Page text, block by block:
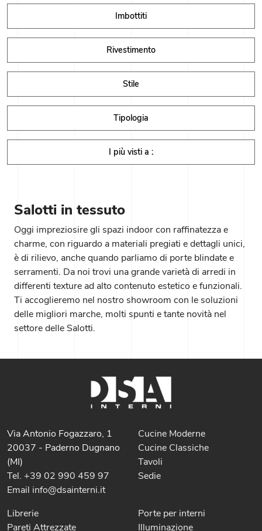
Imbottiti
Rivestimento
Stile
Tipologia
I più visti a :
Salotti in tessuto
Oggi impreziosire gli spazi indoor con raffinatezza e
charme, con riguardo a materiali pregiati e dettagli unici,
è di rilievo, anche quando parliamo di porte blindate e
serramenti. Da noi trovi una grande varietà di arredi in
differenti texture ad alto contenuto estetico e funzionali.
Ti accoglieremo nel nostro showroom con le soluzioni
delle migliori marche, molti spunti e tante novità nel
settore delle Salotti.
Via Antonio Fogazzaro, 1
20037 - Paderno Dugnano
(MI)
Tel. +39 02 990 459 97
Email info@dsainterni.it
Cucine Moderne
Cucine Classiche
Tavoli
Sedie
Librerie
Pareti Attrezzate
Porte per interni
Illuminazione